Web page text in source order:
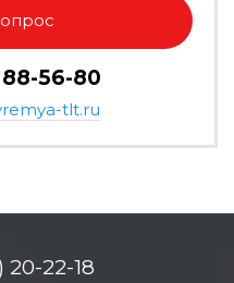
56-80
tlt.ru
20-22-18